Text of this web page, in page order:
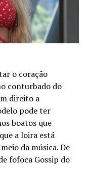
o coração
conturbado do
direito a
pode ter
boatos que
a loira está
da música. De
fofoca Gossip do